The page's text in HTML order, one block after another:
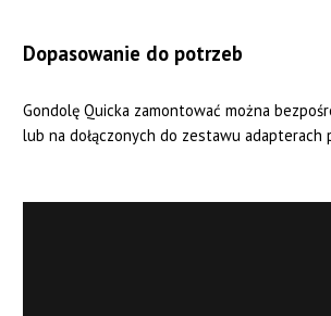
Dopasowanie do potrzeb
Gondolę Quicka zamontować można
lub na dołączonych do zestawu adapterach